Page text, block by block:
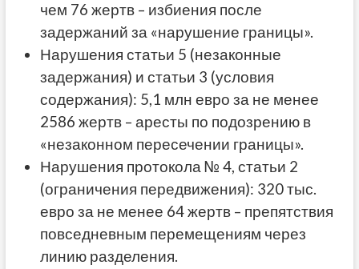
чем 76 жертв – избиения после
задержаний за «нарушение границы».
Нарушения статьи 5 (незаконные
задержания) и статьи 3 (условия
содержания): 5,1 млн евро за не менее
2586 жертв – аресты по подозрению в
«незаконном пересечении границы».
Нарушения протокола № 4, статьи 2
(ограничения передвижения): 320 тыс.
евро за не менее 64 жертв – препятствия
повседневным перемещениям через
линию разделения.